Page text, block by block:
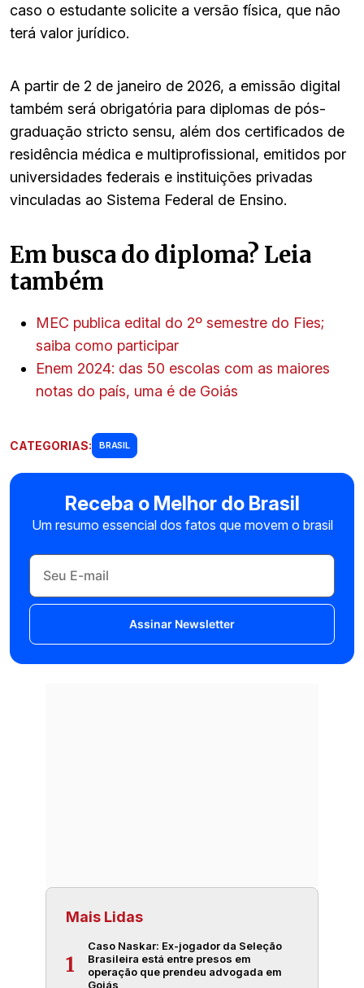
caso o estudante solicite a versão física, que não
terá valor jurídico.
A partir de 2 de janeiro de 2026, a emissão digital
também será obrigatória para diplomas de pós-
graduação stricto sensu, além dos certificados de
residência médica e multiprofissional, emitidos por
universidades federais e instituições privadas
vinculadas ao Sistema Federal de Ensino.
Em busca do diploma? Leia
também
MEC publica edital do 2º semestre do Fies;
saiba como participar
Enem 2024: das 50 escolas com as maiores
notas do país, uma é de Goiás
CATEGORIAS: BRASIL
Receba o Melhor do Brasil
Um resumo essencial dos fatos que movem o brasil
Assinar Newsletter
Mais Lidas
1
Caso Naskar: Ex-jogador da Seleção
Brasileira está entre presos em
operação que prendeu advogada em
Goiás